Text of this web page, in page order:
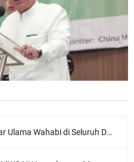
di Seluruh Dunia dan Karya-karyanya